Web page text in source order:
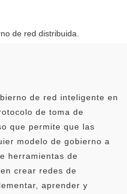
de red distribuida.
de red inteligente en
de toma de
que permite que las
modelo de gobierno a
herramientas de
crear redes de
aprender y